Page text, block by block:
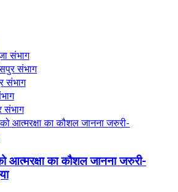
संभाग
संभाग
संभाग
संभाग
आत्मरक्षा का कौशल जानना जरुरी-